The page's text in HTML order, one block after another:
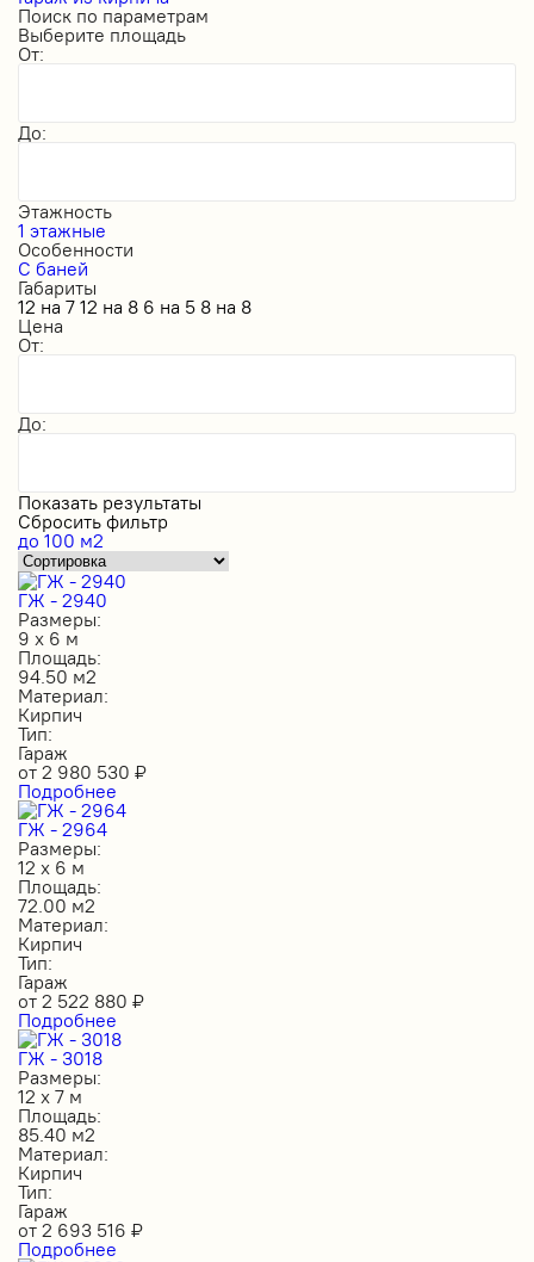
Поиск по параметрам
Выберите площадь
От:
До:
Этажность
1 этажные
Особенности
С баней
Габариты
12 на 7 12 на 8 6 на 5 8 на 8
Цена
От:
До:
Показать результаты
Сбросить фильтр
до 100 м2
ГЖ - 2940
Размеры:
9 х 6 м
Площадь:
94.50 м2
Материал:
Кирпич
Тип:
Гараж
от 2 980 530 ₽
Подробнее
ГЖ - 2964
Размеры:
12 х 6 м
Площадь:
72.00 м2
Материал:
Кирпич
Тип:
Гараж
от 2 522 880 ₽
Подробнее
ГЖ - 3018
Размеры:
12 х 7 м
Площадь:
85.40 м2
Материал:
Кирпич
Тип:
Гараж
от 2 693 516 ₽
Подробнее